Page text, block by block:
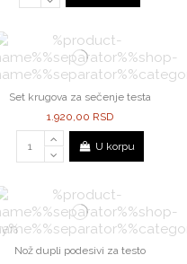
Set krugova za sečenje testa
1.920,00 RSD
U korpu
Nož dupli podesivi za testo